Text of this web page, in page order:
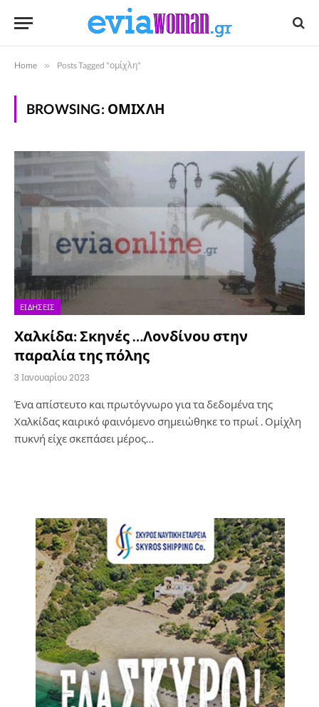
Home » Posts Tagged "ομίχλη"
BROWSING: ΟΜΊΧΛΗ
ΕΙΔΉΣΕΙΣ
Χαλκίδα: Σκηνές …Λονδίνου στην
παραλία της πόλης
3 Ιανουαρίου 2023
Ένα απίστευτο και πρωτόγνωρο για τα δεδομένα της
Χαλκίδας καιρικό φαινόμενο σημειώθηκε το πρωί . Ομίχλη
πυκνή είχε σκεπάσει μέρος…